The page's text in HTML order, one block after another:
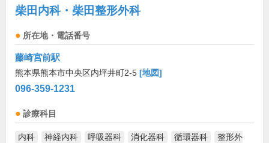
柴田内科・柴田整形外科
所在地・電話番号
藤崎宮前駅
熊本県熊本市中央区内坪井町2-5 [地図]
096-359-1231
診療科目
内科 神経内科 呼吸器科 消化器科 循環器科
整形外